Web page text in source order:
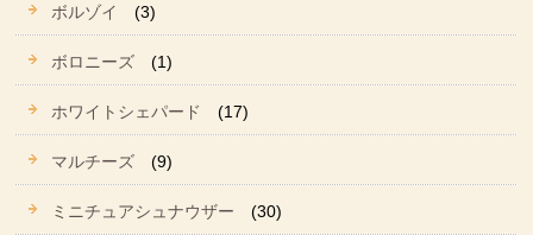
ボルゾイ (3)
ボロニーズ (1)
ホワイトシェパード (17)
マルチーズ (9)
ミニチュアシュナウザー (30)